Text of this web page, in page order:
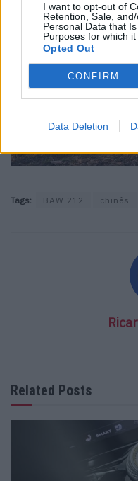
I want to opt-out of
Retention, Sale,
Personal Data that
Purposes for which it
Opted Out
CONFIRM
Data Deletion
Tags: BAW 212 chinês
Related Posts